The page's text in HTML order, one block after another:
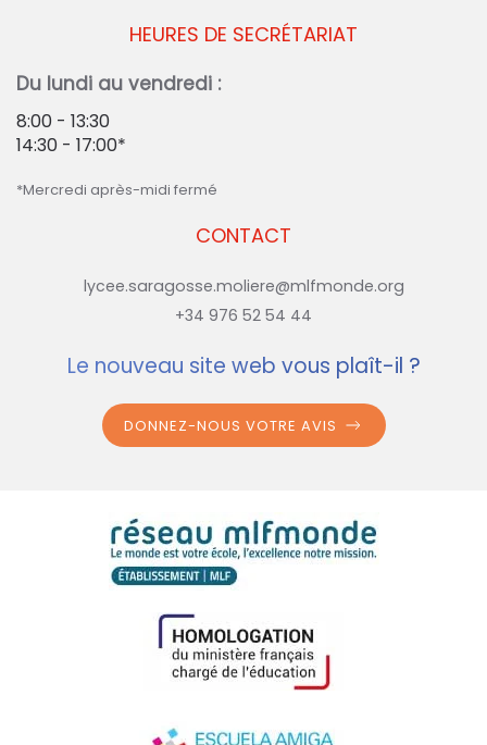
CONTACT
lycee.saragosse.moliere@mlfmonde.org
+34 976 52 54 44
HEURES DE SECRÉTARIAT
Du lundi au vendredi :
8:00 - 13:30
14:30 - 17:00*
*Mercredi après-midi fermé
Le nouveau site web vous plaît-il ?
DONNEZ-NOUS VOTRE AVIS